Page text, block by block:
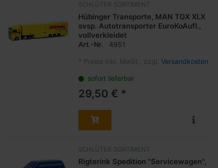
SCHLÜTER SORTIMENT
Hübinger Transporte, MAN TGX XLX
svsp. Autotransporter EuroKoAufl.,
vollverkleidet
Art.-Nr. 4951
* Preise inkl. MwSt., zzgl. Versandkosten
sofort lieferbar
29,50 € *
SCHLÜTER SORTIMENT
Rigterink Spedition "Servicewagen",